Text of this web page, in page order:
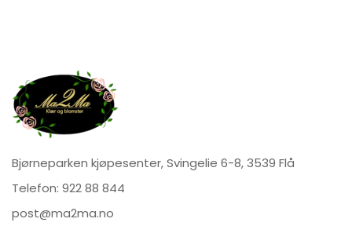
Bjørneparken kjøpesenter, Svingelie 6-8, 3539 Flå
Telefon: 922 88 844
post@ma2ma.no